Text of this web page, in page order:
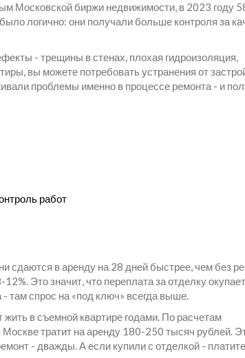
Московской биржи недвижимости, в 2023 году
логично: они получали больше контроля за
- трещины в стенах, плохая гидроизоляция,
вы можете потребовать устранения от
проблемы именно в процессе ремонта - и
работ
сдаются в аренду на 28 дней быстрее, чем без
Это значит, что переплата за отделку
там спрос на «под ключ» всегда выше.
в съемной квартире годами. По расчетам
тратит на аренду 180-250 тысяч рублей.
- дважды. А если купили с отделкой -